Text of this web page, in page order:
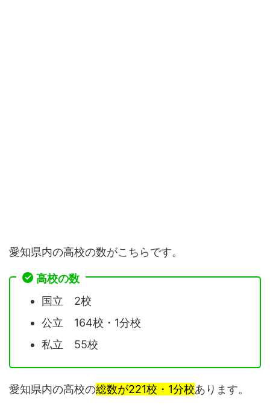
愛知県内の高校の数がこちらです。
高校の数
国立 2校
公立 164校・1分校
私立 55校
愛知県内の高校の総数が221校・1分校あります。